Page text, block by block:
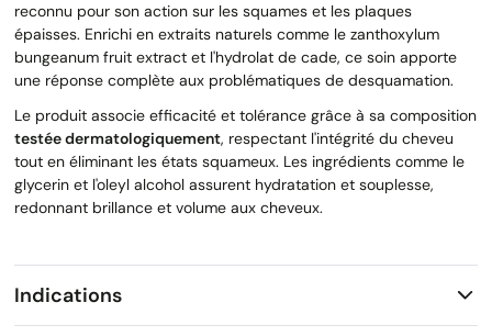
reconnu pour son action sur les squames et les plaques
épaisses. Enrichi en extraits naturels comme le zanthoxylum
bungeanum fruit extract et l'hydrolat de cade, ce soin apporte
une réponse complète aux problématiques de desquamation.
Le produit associe efficacité et tolérance grâce à sa composition
testée dermatologiquement, respectant l'intégrité du cheveu
tout en éliminant les états squameux. Les ingrédients comme le
glycerin et l'oleyl alcohol assurent hydratation et souplesse,
redonnant brillance et volume aux cheveux.
Indications